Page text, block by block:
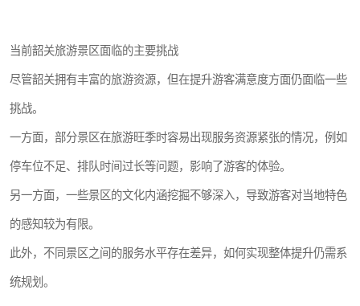
当前韶关旅游景区面临的主要挑战
尽管韶关拥有丰富的旅游资源，但在提升游客满意度方面仍面临一些
挑战。
一方面，部分景区在旅游旺季时容易出现服务资源紧张的情况，例如
停车位不足、排队时间过长等问题，影响了游客的体验。
另一方面，一些景区的文化内涵挖掘不够深入，导致游客对当地特色
的感知较为有限。
此外，不同景区之间的服务水平存在差异，如何实现整体提升仍需系
统规划。